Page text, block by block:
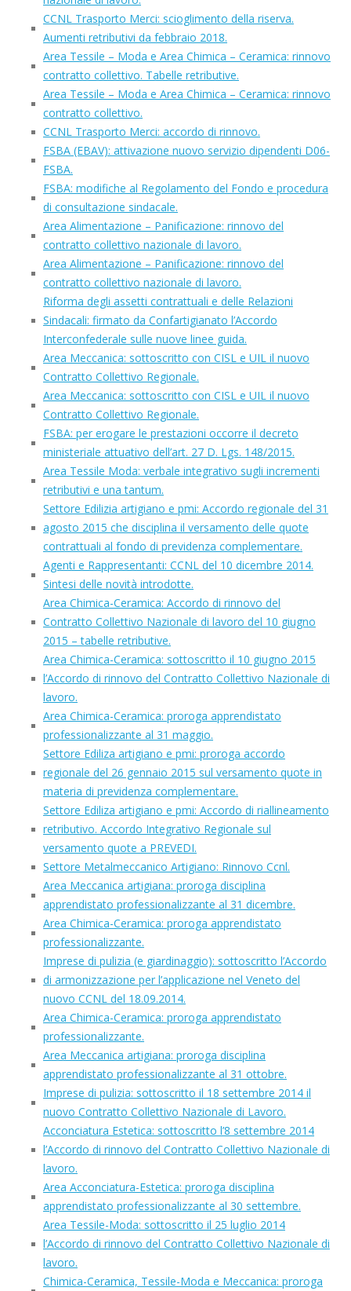
CCNL Trasporto Merci: scioglimento della riserva.
Aumenti retributivi da febbraio 2018.
Area Tessile – Moda e Area Chimica – Ceramica: rinnovo
contratto collettivo. Tabelle retributive.
Area Tessile – Moda e Area Chimica – Ceramica: rinnovo
contratto collettivo.
CCNL Trasporto Merci: accordo di rinnovo.
FSBA (EBAV): attivazione nuovo servizio dipendenti D06-
FSBA.
FSBA: modifiche al Regolamento del Fondo e procedura
di consultazione sindacale.
Area Alimentazione – Panificazione: rinnovo del
contratto collettivo nazionale di lavoro.
Area Alimentazione – Panificazione: rinnovo del
contratto collettivo nazionale di lavoro.
Riforma degli assetti contrattuali e delle Relazioni
Sindacali: firmato da Confartigianato l’Accordo
Interconfederale sulle nuove linee guida.
Area Meccanica: sottoscritto con CISL e UIL il nuovo
Contratto Collettivo Regionale.
Area Meccanica: sottoscritto con CISL e UIL il nuovo
Contratto Collettivo Regionale.
FSBA: per erogare le prestazioni occorre il decreto
ministeriale attuativo dell’art. 27 D. Lgs. 148/2015.
Area Tessile Moda: verbale integrativo sugli incrementi
retributivi e una tantum.
Settore Edilizia artigiano e pmi: Accordo regionale del 31
agosto 2015 che disciplina il versamento delle quote
contrattuali al fondo di previdenza complementare.
Agenti e Rappresentanti: CCNL del 10 dicembre 2014.
Sintesi delle novità introdotte.
Area Chimica-Ceramica: Accordo di rinnovo del
Contratto Collettivo Nazionale di lavoro del 10 giugno
2015 – tabelle retributive.
Area Chimica-Ceramica: sottoscritto il 10 giugno 2015
l’Accordo di rinnovo del Contratto Collettivo Nazionale di
lavoro.
Area Chimica-Ceramica: proroga apprendistato
professionalizzante al 31 maggio.
Settore Ediliza artigiano e pmi: proroga accordo
regionale del 26 gennaio 2015 sul versamento quote in
materia di previdenza complementare.
Settore Ediliza artigiano e pmi: Accordo di riallineamento
retributivo. Accordo Integrativo Regionale sul
versamento quote a PREVEDI.
Settore Metalmeccanico Artigiano: Rinnovo Ccnl.
Area Meccanica artigiana: proroga disciplina
apprendistato professionalizzante al 31 dicembre.
Area Chimica-Ceramica: proroga apprendistato
professionalizzante.
Imprese di pulizia (e giardinaggio): sottoscritto l’Accordo
di armonizzazione per l’applicazione nel Veneto del
nuovo CCNL del 18.09.2014.
Area Chimica-Ceramica: proroga apprendistato
professionalizzante.
Area Meccanica artigiana: proroga disciplina
apprendistato professionalizzante al 31 ottobre.
Imprese di pulizia: sottoscritto il 18 settembre 2014 il
nuovo Contratto Collettivo Nazionale di Lavoro.
Acconciatura Estetica: sottoscritto l’8 settembre 2014
l’Accordo di rinnovo del Contratto Collettivo Nazionale di
lavoro.
Area Acconciatura-Estetica: proroga disciplina
apprendistato professionalizzante al 30 settembre.
Area Tessile-Moda: sottoscritto il 25 luglio 2014
l’Accordo di rinnovo del Contratto Collettivo Nazionale di
lavoro.
Chimica-Ceramica, Tessile-Moda e Meccanica: proroga